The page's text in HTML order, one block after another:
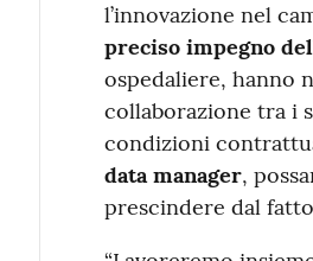
l’innovazione nel
preciso impegno
ospedaliere, hanno
collaborazione tra i
condizioni
data manager,
prescindere dal